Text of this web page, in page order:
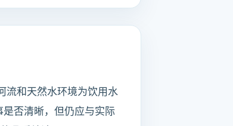
流和天然水环境为饮用水
否清晰，但仍应与实际